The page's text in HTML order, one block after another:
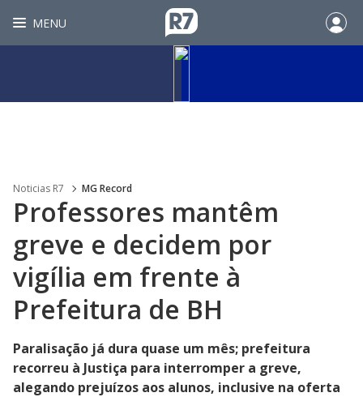
MENU
Noticias R7 MG Record
Professores mantêm
greve e decidem por
vigília em frente à
Prefeitura de BH
Paralisação já dura quase um mês; prefeitura
recorreu à Justiça para interromper a greve,
alegando prejuízos aos alunos, inclusive na oferta